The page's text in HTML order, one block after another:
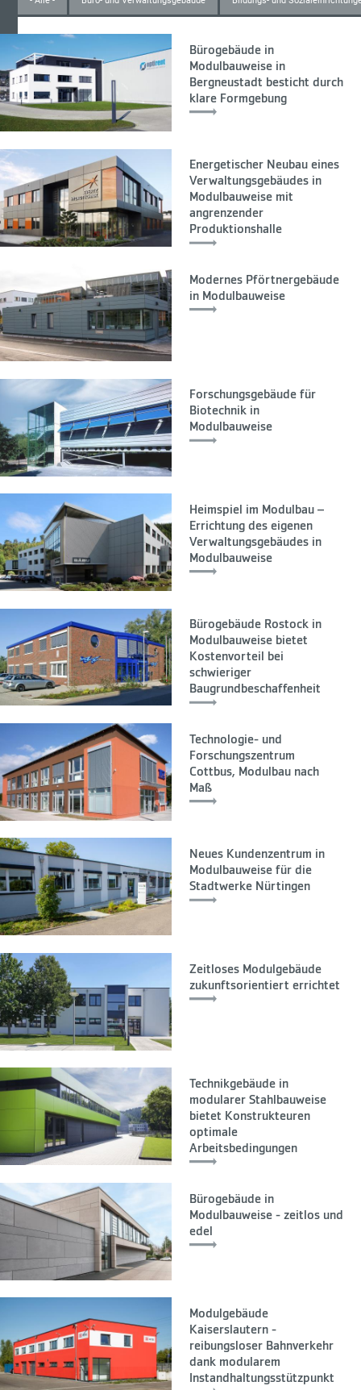
Bürogebäude in
Modulbauweise in
Bergneustadt besticht durch
klare Formgebung
Energetischer Neubau eines
Verwaltungsgebäudes in
Modulbauweise mit
angrenzender
Produktionshalle
Modernes Pförtnergebäude
in Modulbauweise
Forschungsgebäude für
Biotechnik in
Modulbauweise
Heimspiel im Modulbau –
Errichtung des eigenen
Verwaltungsgebäudes in
Modulbauweise
Bürogebäude Rostock in
Modulbauweise bietet
Kostenvorteil bei
schwieriger
Baugrundbeschaffenheit
Technologie- und
Forschungszentrum
Cottbus, Modulbau nach
Maß
Neues Kundenzentrum in
Modulbauweise für die
Stadtwerke Nürtingen
Zeitloses Modulgebäude
zukunftsorientiert errichtet
Technikgebäude in
modularer Stahlbauweise
bietet Konstrukteuren
optimale
Arbeitsbedingungen
Bürogebäude in
Modulbauweise - zeitlos und
edel
Modulgebäude
Kaiserslautern -
reibungsloser Bahnverkehr
dank modularem
Instandhaltungsstützpunkt